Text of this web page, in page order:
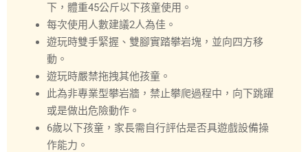
下，體重45公斤以下孩童使用。
每次使用人數建議2人為佳。
遊玩時雙手緊握、雙腳實踏攀岩塊，並向四方移
動。
遊玩時嚴禁拖拽其他孩童。
此為非專業型攀岩牆，禁止攀爬過程中，向下跳躍
或是做出危險動作。
6歲以下孩童，家長需自行評估是否具遊戲設備操
作能力。